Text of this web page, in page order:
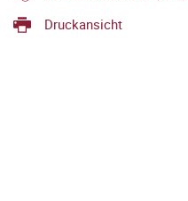
Druckansicht